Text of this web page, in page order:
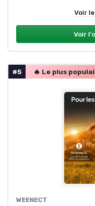
Voir
Voir
#5 🔥 Le plus
WEENECT